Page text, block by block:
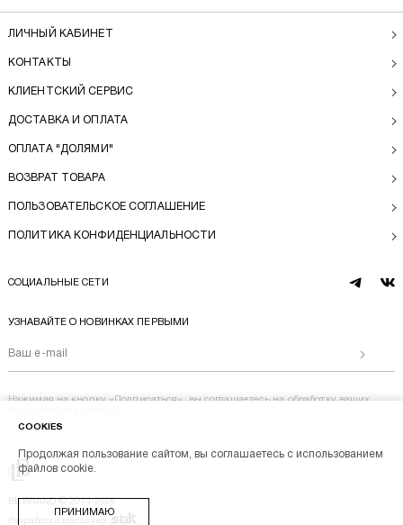
Перейти на главную
BL BRAND © 2014-2026
Разработка магазина
Stik
ЛИЧНЫЙ КАБИНЕТ
КОНТАКТЫ
КЛИЕНТСКИЙ СЕРВИС
ДОСТАВКА И ОПЛАТА
ОПЛАТА "ДОЛЯМИ"
ВОЗВРАТ ТОВАРА
ПОЛЬЗОВАТЕЛЬСКОЕ СОГЛАШЕНИЕ
ПОЛИТИКА КОНФИДЕНЦИАЛЬНОСТИ
СОЦИАЛЬНЫЕ СЕТИ
telegram
vk
УЗНАВАЙТЕ О НОВИНКАХ ПЕРВЫМИ
Нажимая на кнопку «Подписаться», вы соглашаетесь на обработку ваших
COOKIES
Продолжая пользование сайтом, вы соглашаетесь с использованием
файлов cookie.
ПРИНИМАЮ